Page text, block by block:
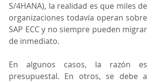
S/4HANA), la realidad es que miles de
organizaciones todavía operan sobre
SAP ECC y no siempre pueden migrar
de inmediato.
En algunos casos, la razón es
presupuestal. En otros, se debe a